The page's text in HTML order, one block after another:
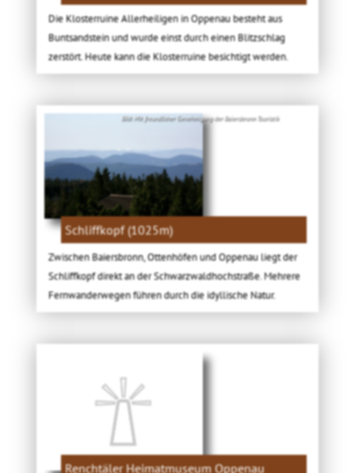
Die Klosterruine Allerheiligen in Oppenau besteht aus
Buntsandstein und wurde einst durch einen Blitzschlag
zerstört. Heute kann die Klosterruine besichtigt werden.
Bild: Mit freundlicher Genehmigung der Baiersbronn Touristik
Schliffkopf (1025m)
Zwischen Baiersbronn, Ottenhöfen und Oppenau liegt der
Schliffkopf direkt an der Schwarzwaldhochstraße. Mehrere
Fernwanderwegen führen durch die idyllische Natur.
Renchtäler Heimatmuseum Oppenau